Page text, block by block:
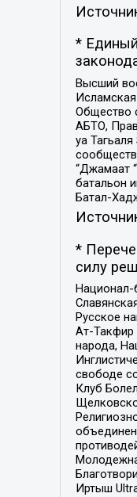
*
Высший
Общество
АБТО,
уа
“Джамаат
батальон
Батал-
*
силу
Национал-
Русское
Ат-Такфир
народа,
свободе
Клуб
Иртыш